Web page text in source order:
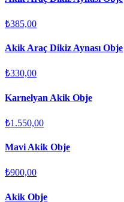
₺385,00
Akik Araç Dikiz Aynası Obje
₺330,00
Karnelyan Akik Obje
₺1.550,00
Mavi Akik Obje
₺900,00
Akik Obje